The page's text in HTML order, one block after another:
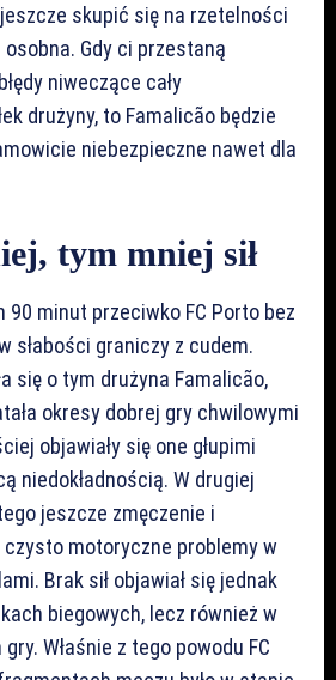
skupić się na rzetelności
Gdy ci przestaną
niweczące cały
drużyny, to Famalicão będzie
niebezpieczne nawet dla
tym mniej sił
90 minut przeciwko FC Porto bez
słabości graniczy z cudem.
się o tym drużyna Famalicão,
okresy dobrej gry chwilowymi
objawiały się one głupimi
niedokładnością. W drugiej
jeszcze zmęczenie i
motoryczne problemy w
Brak sił objawiał się jednak
biegowych, lecz również w
Właśnie z tego powodu FC